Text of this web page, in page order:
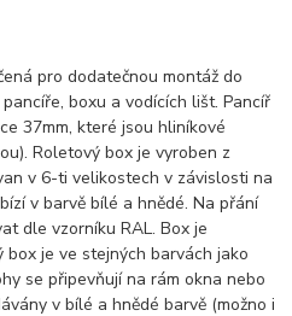
pro dodatečnou montáž do
boxu a vodících lišt. Pancíř
37mm, které jsou hliníkové
Roletový box je vyroben z
v 6-ti velikostech v závislosti na
v barvě bílé a hnědé. Na přání
dle vzorníku RAL. Box je
box je ve stejných barvách jako
se připevňují na rám okna nebo
v bílé a hnědé barvě (možno i